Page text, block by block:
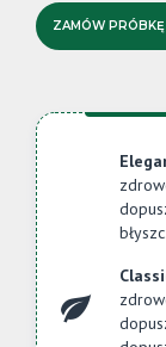
ZAMÓW PRÓBKĘ